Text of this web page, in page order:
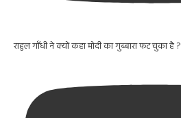
राहुल गाँधी ने क्यों कहा मोदी का गुब्बारा फट चुका है ?